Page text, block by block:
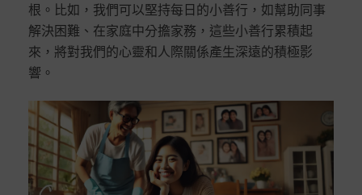
根。比如，我們可以堅持每日的小善行，如幫助同事
解決困難、在家庭中分擔家務，這些小善行累積起
來，將對我們的心靈和人際關係產生深遠的積極影
響。